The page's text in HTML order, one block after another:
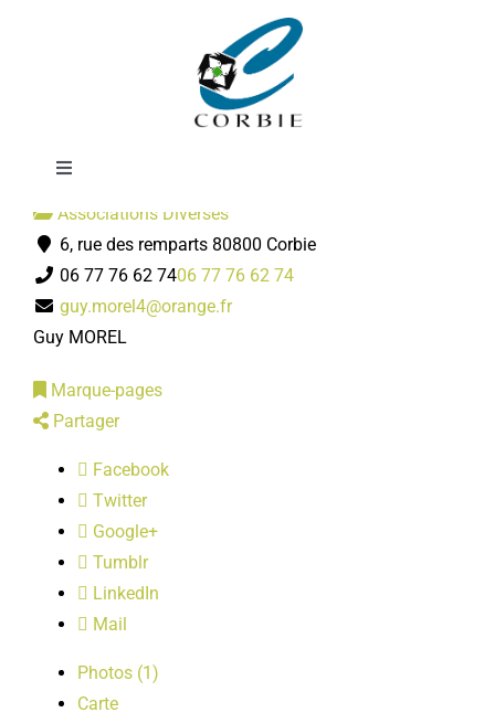
Toggle
Mairie
DÉMARCHES ADMINISTRATIVES
PUBLICATIONS
FNATH
Associations Diverses
6, rue des remparts 80800 Corbie
06 77 76 62 7406 77 76 62 74
guy.morel4@orange.fr
Guy MOREL
Marque-pages
Partager
Facebook
Twitter
Google+
Tumblr
LinkedIn
Mail
Photos (1)
Carte